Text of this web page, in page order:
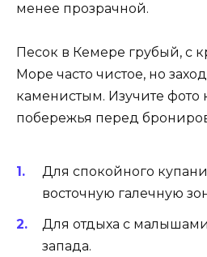
менее прозрачной.
Песок в Кемере грубый, с
Море часто чистое, но
каменистым. Изучите фото
побережья перед
Для спокойного
восточную галечную
Для отдыха с
запада.